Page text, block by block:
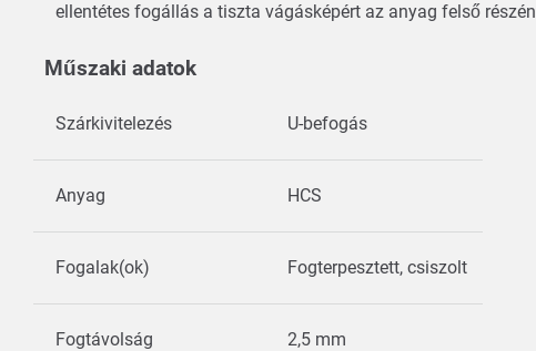
ellentétes fogállás a tiszta vágásképért az anyag felső részén
Műszaki adatok
Szárkivitelezés U-befogás
Anyag HCS
Fogalak(ok) Fogterpesztett, csiszolt
Fogtávolság 2,5 mm